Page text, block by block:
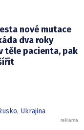
nové mutace
dva roky
těle pacienta, pak
, Ukrajina